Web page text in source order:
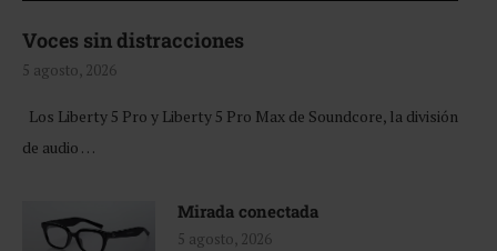
Voces sin distracciones
5 agosto, 2026
Los Liberty 5 Pro y Liberty 5 Pro Max de Soundcore, la división
de audio …
Mirada conectada
5 agosto, 2026